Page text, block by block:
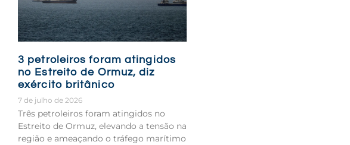
3 petroleiros foram atingidos
no Estreito de Ormuz, diz
exército britânico
7 de julho de 2026
Três petroleiros foram atingidos no
Estreito de Ormuz, elevando a tensão na
região e ameaçando o tráfego marítimo